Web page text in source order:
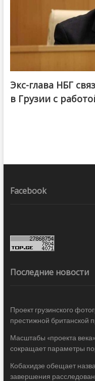
Экс-глава НБГ
в Грузии с
Facebook
Последние новости
Проект грузинского
престижной британской
Масштабы «проекта
сокращает параметры
Кобахидзе обещает
завершения